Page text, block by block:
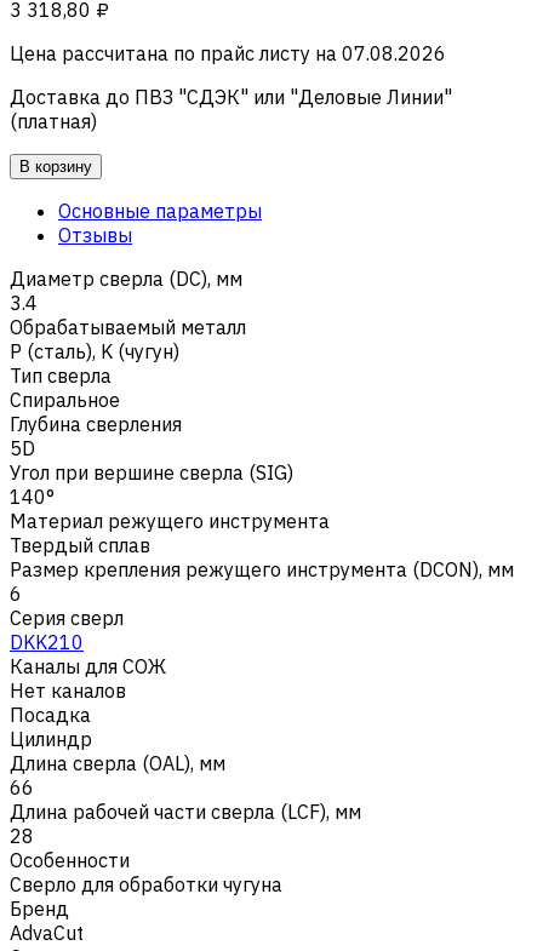
3 318,80 ₽
Цена рассчитана по прайс листу на 07.08.2026
Доставка до ПВЗ "СДЭК" или "Деловые Линии"
(платная)
В корзину
Основные параметры
Отзывы
Диаметр сверла (DC), мм
3.4
Обрабатываемый металл
Р (сталь), K (чугун)
Тип сверла
Спиральное
Глубина сверления
5D
Угол при вершине сверла (SIG)
140°
Материал режущего инструмента
Твердый сплав
Размер крепления режущего инструмента (DCON), мм
6
Серия сверл
DKK210
Каналы для СОЖ
Нет каналов
Посадка
Цилиндр
Длина сверла (OAL), мм
66
Длина рабочей части сверла (LCF), мм
28
Особенности
Сверло для обработки чугуна
Бренд
AdvaCut